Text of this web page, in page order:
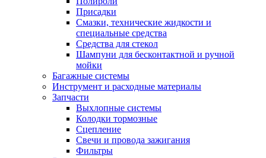
Присадки
Смазки, технические жидкости и
специальные средства
Средства для стекол
Шампуни для бесконтактной и ручной
мойки
Багажные системы
Инструмент и расходные материалы
Запчасти
Выхлопные системы
Колодки тормозные
Сцепление
Свечи и провода зажигания
Фильтры